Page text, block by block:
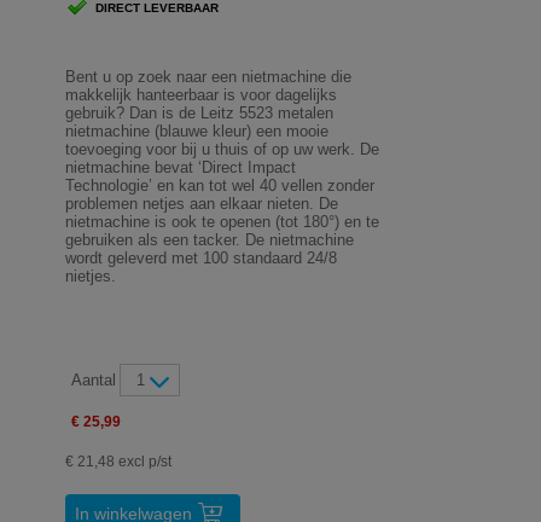
DIRECT LEVERBAAR
Bent u op zoek naar een nietmachine die
makkelijk hanteerbaar is voor dagelijks
gebruik? Dan is de Leitz 5523 metalen
nietmachine (blauwe kleur) een mooie
toevoeging voor bij u thuis of op uw werk. De
nietmachine bevat ‘Direct Impact
Technologie’ en kan tot wel 40 vellen zonder
problemen netjes aan elkaar nieten. De
nietmachine is ook te openen (tot 180°) en te
gebruiken als een tacker. De nietmachine
wordt geleverd met 100 standaard 24/8
nietjes.
Aantal 1
€ 25,99
€ 21,48 excl p/st
In winkelwagen